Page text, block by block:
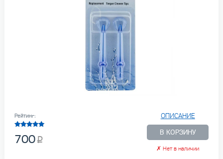
ОПИСАНИЕ
В КОРЗИНУ
✗ Нет в наличии
Рейтинг:
700